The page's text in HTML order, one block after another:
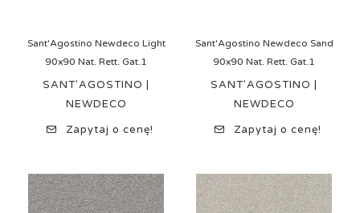
Sant'Agostino Newdeco Light
90x90 Nat. Rett. Gat.1
SANT'AGOSTINO |
NEWDECO
Zapytaj o cenę!
Sant'Agostino Newdeco Sand
90x90 Nat. Rett. Gat.1
SANT'AGOSTINO |
NEWDECO
Zapytaj o cenę!